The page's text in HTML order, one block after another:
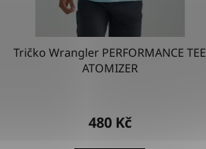
Tričko Wrangler PERFORMANCE TEE
ATOMIZER
480 Kč